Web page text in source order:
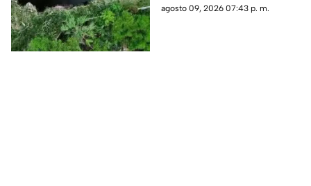
Xocén, en Yucatán. Te
agosto 09, 2026 07:43 p. m.